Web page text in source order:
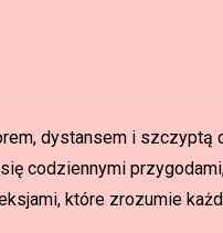
dystansem i szczyptą
codziennymi
które zrozumie